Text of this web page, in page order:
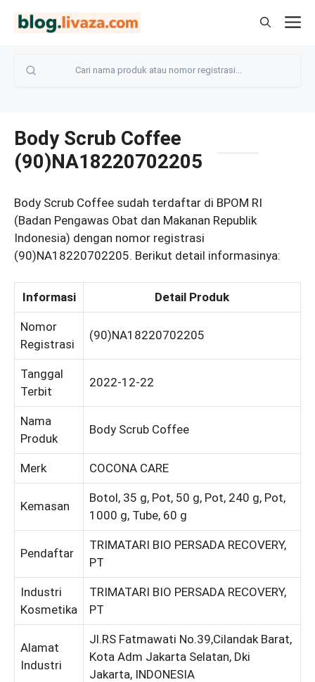
Body Scrub Coffee
(90)NA18220702205
Body Scrub Coffee sudah terdaftar di BPOM RI
(Badan Pengawas Obat dan Makanan Republik
Indonesia) dengan nomor registrasi
(90)NA18220702205. Berikut detail informasinya:
Informasi Detail Produk
Nomor
Registrasi
(90)NA18220702205
Tanggal
Terbit
2022-12-22
Nama
Produk
Body Scrub Coffee
Merk COCONA CARE
Kemasan
Botol, 35 g, Pot, 50 g, Pot, 240 g, Pot,
1000 g, Tube, 60 g
Pendaftar
TRIMATARI BIO PERSADA RECOVERY,
PT
Industri
Kosmetika
TRIMATARI BIO PERSADA RECOVERY,
PT
Alamat
Industri
Jl.RS Fatmawati No.39,Cilandak Barat,
Kota Adm Jakarta Selatan, Dki
Jakarta, INDONESIA